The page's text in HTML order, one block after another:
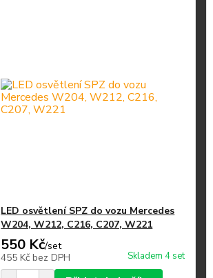
LED osvětlení SPZ do vozu Mercedes
W204, W212, C216, C207, W221
550 Kč/set
455 Kčbez DPH Skladem 4 set